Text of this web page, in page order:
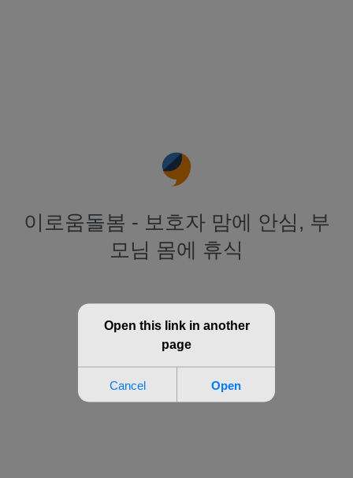
이로움돌봄 - 보호자 맘에 안심, 부
모님 몸에 휴식